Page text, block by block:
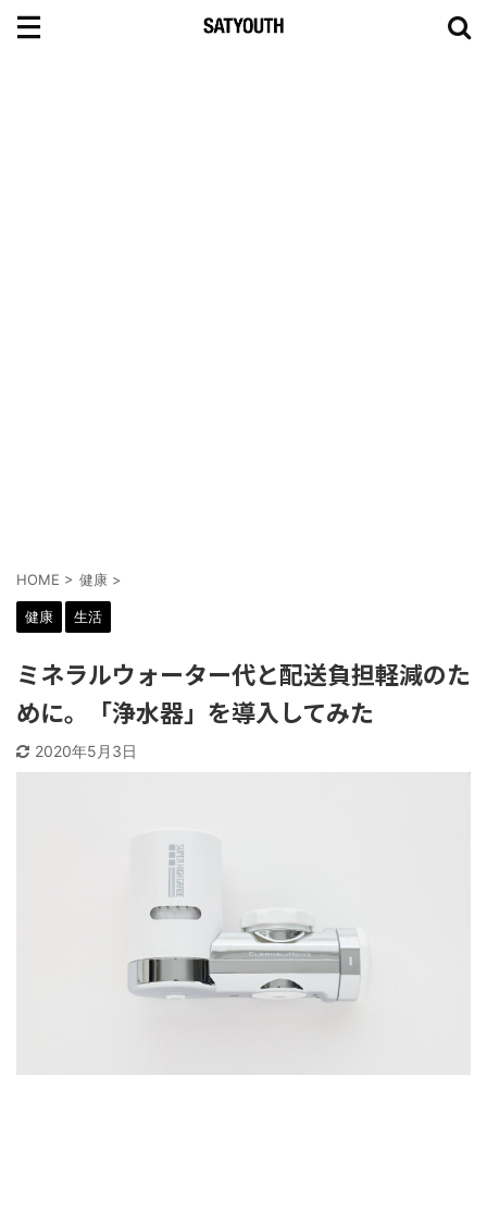
HOME > 健康 >
健康 生活
ミネラルウォーター代と配送負担軽減のた
めに。「浄水器」を導入してみた
2020年5月3日